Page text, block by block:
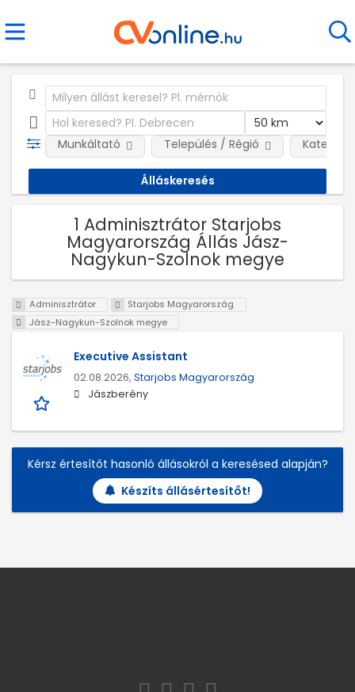
Munkáltató Település / Régió
1 Adminisztrátor Starjobs
Magyarország Állás Jász-
Nagykun-Szolnok megye
Adminisztrátor
Starjobs Magyarország
Jász-Nagykun-Szolnok megye
Executive Assistant
02.08.2026, Starjobs Magyarország
Jászberény
Kérsz értesítőt hasonló állásokról a keresésed alapján?
Készíts állásértesítőt!